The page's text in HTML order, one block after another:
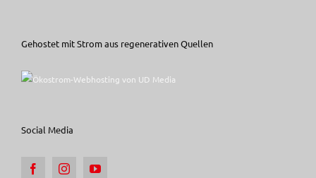
Gehostet mit Strom aus regenerativen Quellen
Social Media